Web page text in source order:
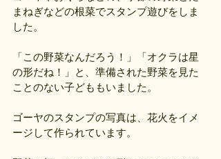
まねぎなどの根菜でスタンプ遊びをしま
した。
「この野菜なんだろう！」「オクラは星
の形だね！」と、準備された野菜を見た
ことのない子どももいました。
ゴーヤのスタンプの写真は、花火をイメ
ージして作られています。